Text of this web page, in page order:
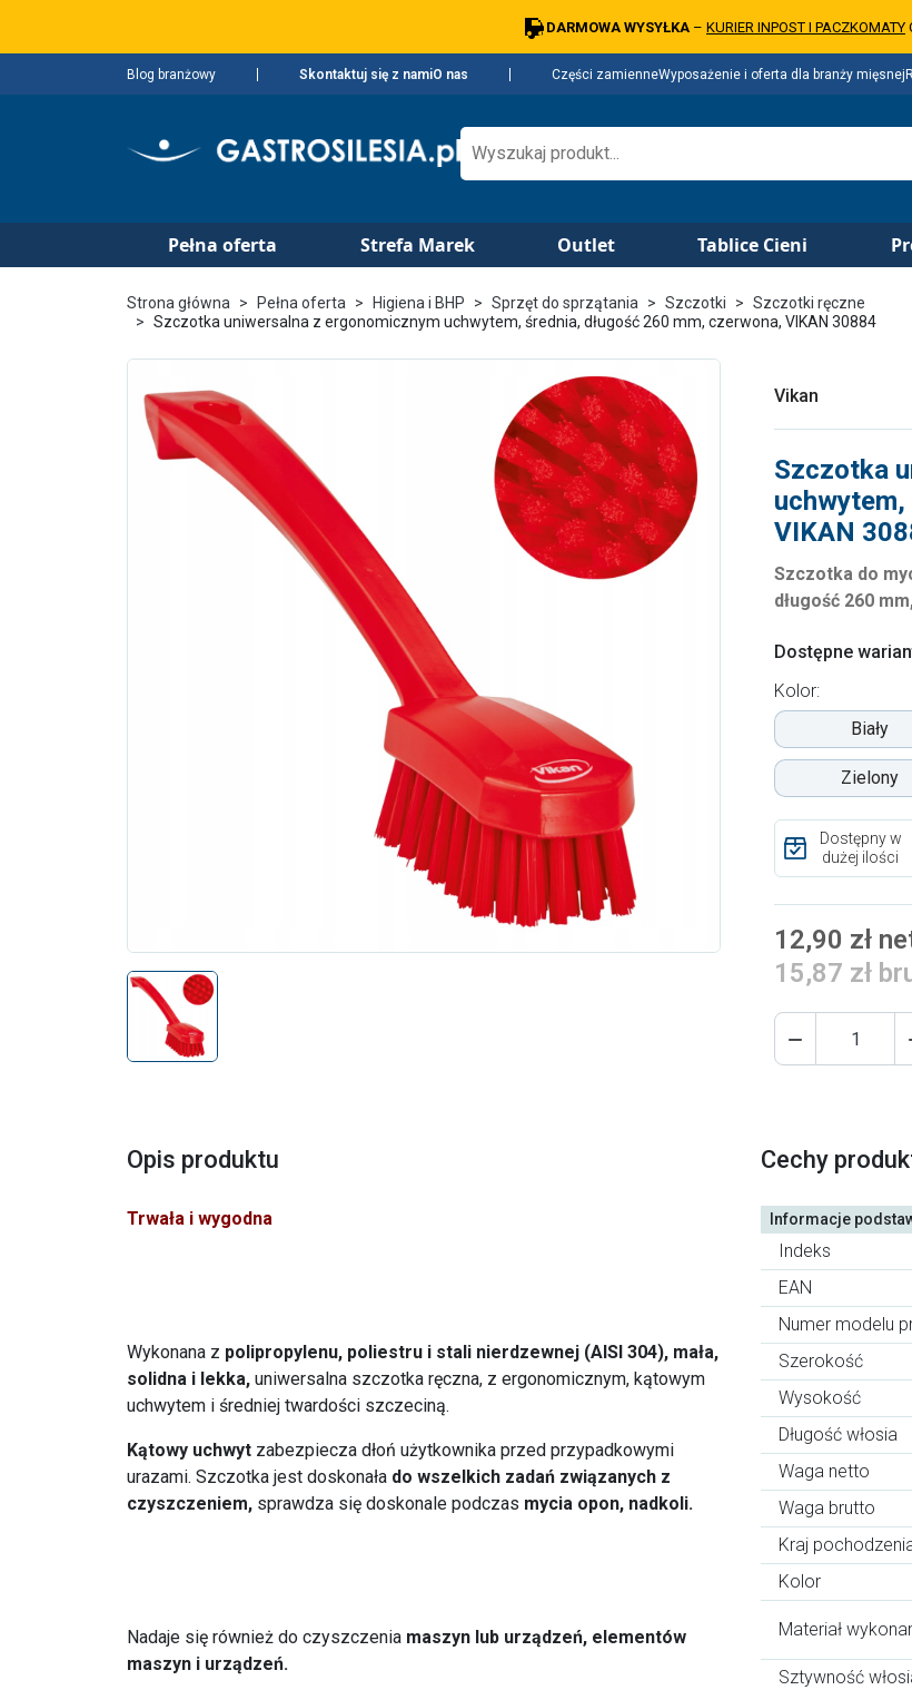
DARMOWA WYSYŁKA – KURIER INPOST I PACZKOMATY
Blog branżowy Skontaktuj się z namiO nas Części zamienneWyposażenie i oferta dla branży mięsnej
Pełna oferta Strefa Marek Outlet Tablice Cieni
Strona główna Pełna oferta Higiena i BHP Sprzęt do sprzątania Szczotki
Szczotki ręczne
Szczotka uniwersalna z ergonomicznym uchwytem, średnia, długość 260 mm, czerwona, VIKAN 30884
Vikan
Szczotka
uchwytem,
VIKAN
Szczotka do
długość 260
Dostępne
Kolor:
Biały
Zielony
Dostępny w
dużej ilości
12,90 zł
15,87 zł

Opis produktu
Trwała i wygodna
Wykonana z polipropylenu, poliestru i stali nierdzewnej (AISI 304), mała,
solidna i lekka, uniwersalna szczotka ręczna, z ergonomicznym, kątowym
uchwytem i średniej twardości szczeciną.
Kątowy uchwyt zabezpiecza dłoń użytkownika przed przypadkowymi
urazami. Szczotka jest doskonała do wszelkich zadań związanych z
czyszczeniem, sprawdza się doskonale podczas mycia opon, nadkoli.
Nadaje się również do czyszczenia maszyn lub urządzeń, elementów
maszyn i urządzeń.
Cechy
Informacje
Indeks
EAN
Numer modelu
Szerokość
Wysokość
Długość włosia
Waga netto
Waga brutto
Kraj
Kolor
Materiał
Sztywność